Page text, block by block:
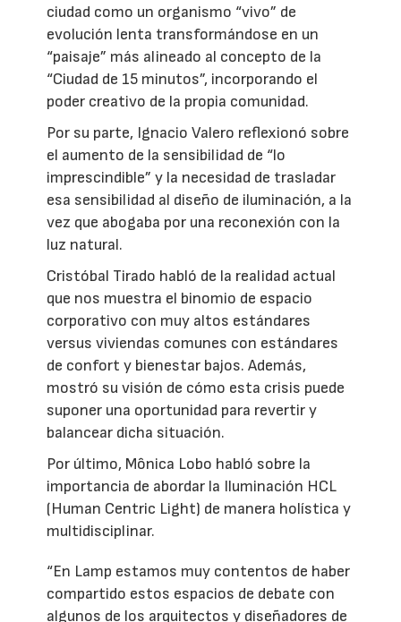
ciudad como un organismo “vivo” de
evolución lenta transformándose en un
“paisaje” más alineado al concepto de la
“Ciudad de 15 minutos”, incorporando el
poder creativo de la propia comunidad.
Por su parte, Ignacio Valero reflexionó sobre
el aumento de la sensibilidad de “lo
imprescindible” y la necesidad de trasladar
esa sensibilidad al diseño de iluminación, a la
vez que abogaba por una reconexión con la
luz natural.
Cristóbal Tirado habló de la realidad actual
que nos muestra el binomio de espacio
corporativo con muy altos estándares
versus viviendas comunes con estándares
de confort y bienestar bajos. Además,
mostró su visión de cómo esta crisis puede
suponer una oportunidad para revertir y
balancear dicha situación.
Por último, Mônica Lobo habló sobre la
importancia de abordar la Iluminación HCL
(Human Centric Light) de manera holística y
multidisciplinar.
“En Lamp estamos muy contentos de haber
compartido estos espacios de debate con
algunos de los arquitectos y diseñadores de